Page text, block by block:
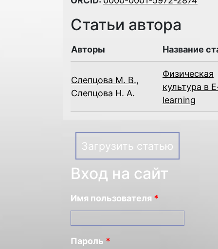
Статьи автора
Авторы Название
Слепцова М. В.,
Слепцова Н. А.
Физическая
культура в
learning
Загрузить статью
Вход на сайт
Имя пользователя *
Пароль *